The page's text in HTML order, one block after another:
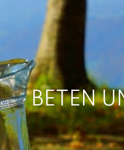
BETEN